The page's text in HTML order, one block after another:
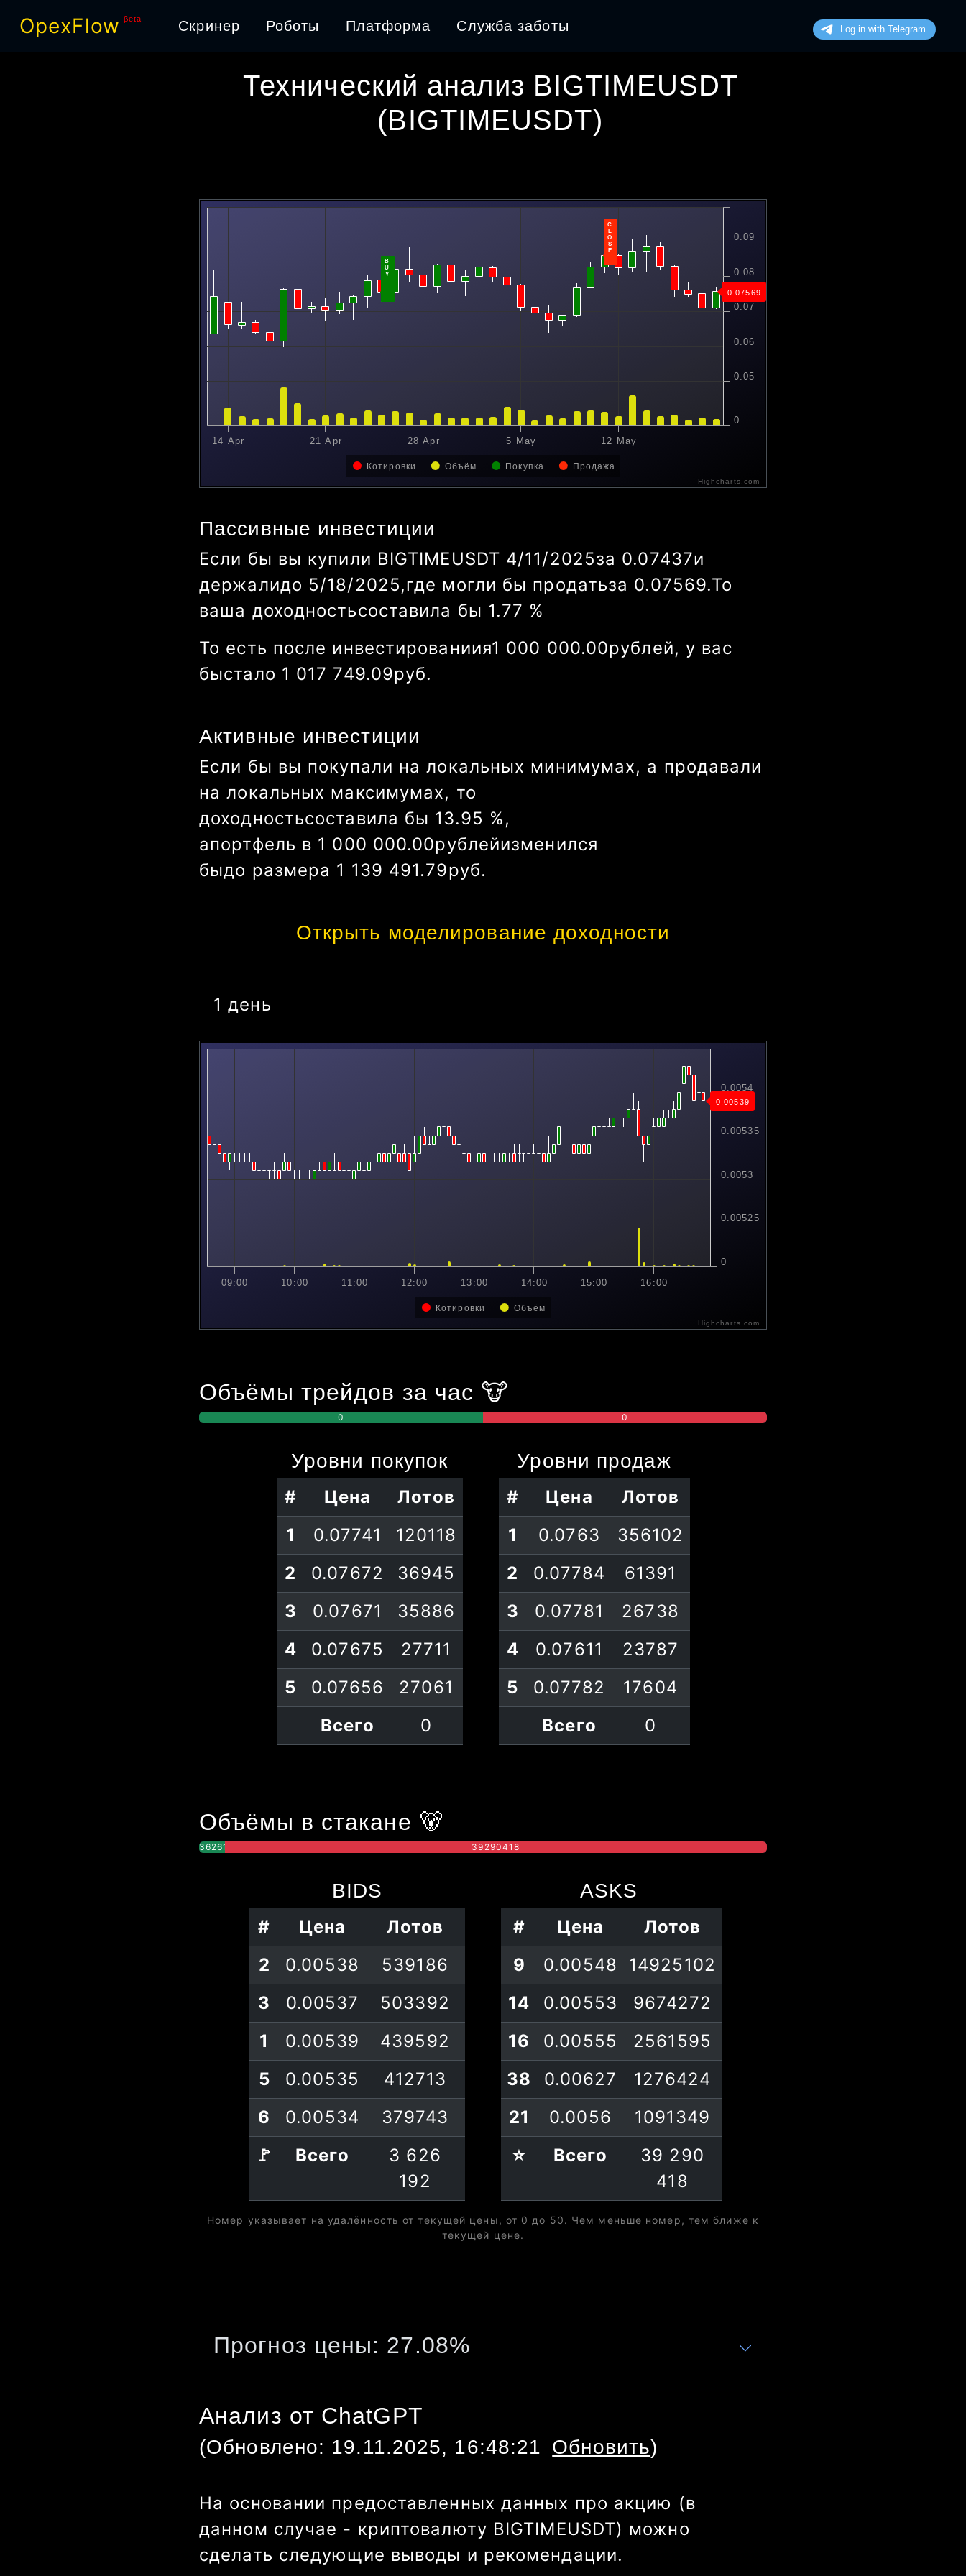
OpexFlow βeta Скринер Роботы Платформа Служба заботы
Технический анализ BIGTIMEUSDT
(BIGTIMEUSDT)
Котировки Объём Покупка Продажа
14 Apr 21 Apr 28 Apr
0.05
0.06
0.07
0.08
0.09
0.07268
0
Highcharts.com
Y
S
Пассивные инвестиции
Если бы вы купили BIGTIMEUSDT 4/11/2025за 0.07437и
держалидо 5/23/2025,где могли бы продатьза 0.07268.То
ваша доходностьсоставила бы -2.27%
То есть после инвестированиия1 000 000.00рублей, у вас
быстало 977 275.78руб.
Активные инвестиции
Если бы вы покупали на локальных минимумах, а продавали
на локальных максимумах, то
доходностьсоставила бы 13.95 %,
апортфель в 1 000 000.00рублейизменился
быдо размера 1 139 491.79руб.
Открыть моделирование доходности
1 день
Котировки Объём
09:00 10:00 11:00 12:00 13:00 14:00 15:00 16:00
0.00525
0.0053
0.00535
0.0054
0.00539
0
Highcharts.com
Объёмы трейдов за час 🐮
0 0
Уровни покупок
# Цена
Лотов
1
0.07741
120118
2
0.07672
36945
3
0.07671
35886
4
0.07675
27711
5
0.07656
27061
Всего
0
Уровни продаж
# Цена
Лотов
1
0.0763
356102
2
0.07784
61391
3
0.07781
26738
4
0.07611
23787
5
0.07782
17604
Всего
0
Объёмы в стакане 🐻
3626192 39290418
BIDS
# Цена
Лотов
2
0.00538
539186
3
0.00537
503392
1
0.00539
439592
5
0.00535
412713
6
0.00534
379743
🚩
Всего
3 626
192
ASKS
# Цена
Лотов
9
0.00548
14925102
14
0.00553
9674272
16
0.00555
2561595
38
0.00627
1276424
21
0.0056
1091349
⭐
Всего
39 290
418
Номер указывает на удалённость от текущей цены, от 0 до 50. Чем меньше номер, тем ближе к
текущей цене.
Прогноз цены: 27.08%
Анализ от ChatGPT
(Обновлено: 19.11.2025, 16:48:21 Обновить)
На основании предоставленных данных про акцию (в
данном случае - криптовалюту BIGTIMEUSDT) можно
сделать следующие выводы и рекомендации.